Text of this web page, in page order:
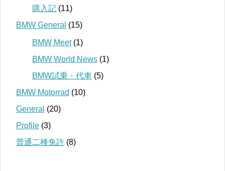
購入記 (11)
BMW General (15)
BMW Meet(1)
BMW World News (1)
BMW試乗・代車 (5)
BMW Motorrad (10)
General (20)
Profile (3)
普通二種免許 (8)